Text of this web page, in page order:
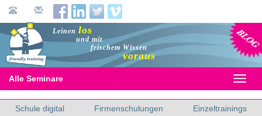
Blog
Leinen los
und mit
frischem Wissen
voraus
Alle Seminare
Schule digital Firmenschulungen
Einzeltrainings